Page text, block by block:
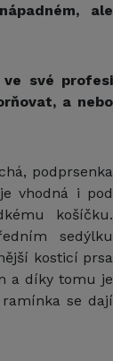
ale
ve své profesi
a nebo
podprsenka
vhodná i pod
košíčku.
sedýlku
kosticí prsa
a díky tomu je
se dají